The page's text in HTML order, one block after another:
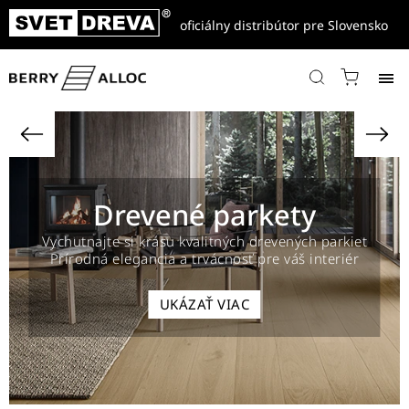
oficiálny distribútor pre Slovensko
Drevené parkety
Vychutnajte si krásu kvalitných drevených parkiet
Prírodná elegancia a trvácnosť pre váš interiér
UKÁZAŤ VIAC